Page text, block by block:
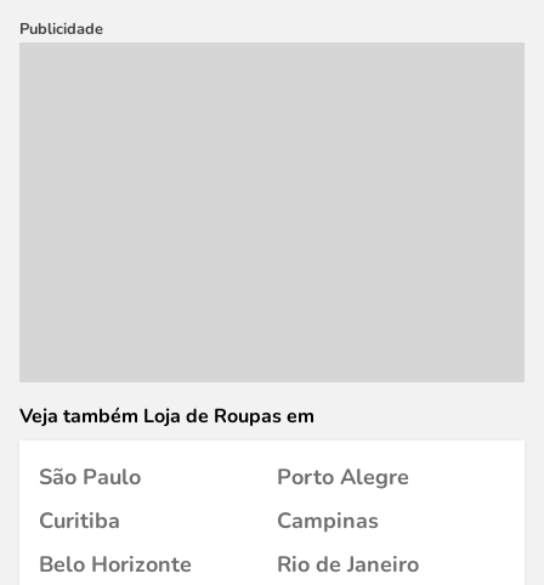
Publicidade
Veja também Loja de Roupas em
São Paulo
Porto Alegre
Curitiba
Campinas
Belo Horizonte
Rio de Janeiro